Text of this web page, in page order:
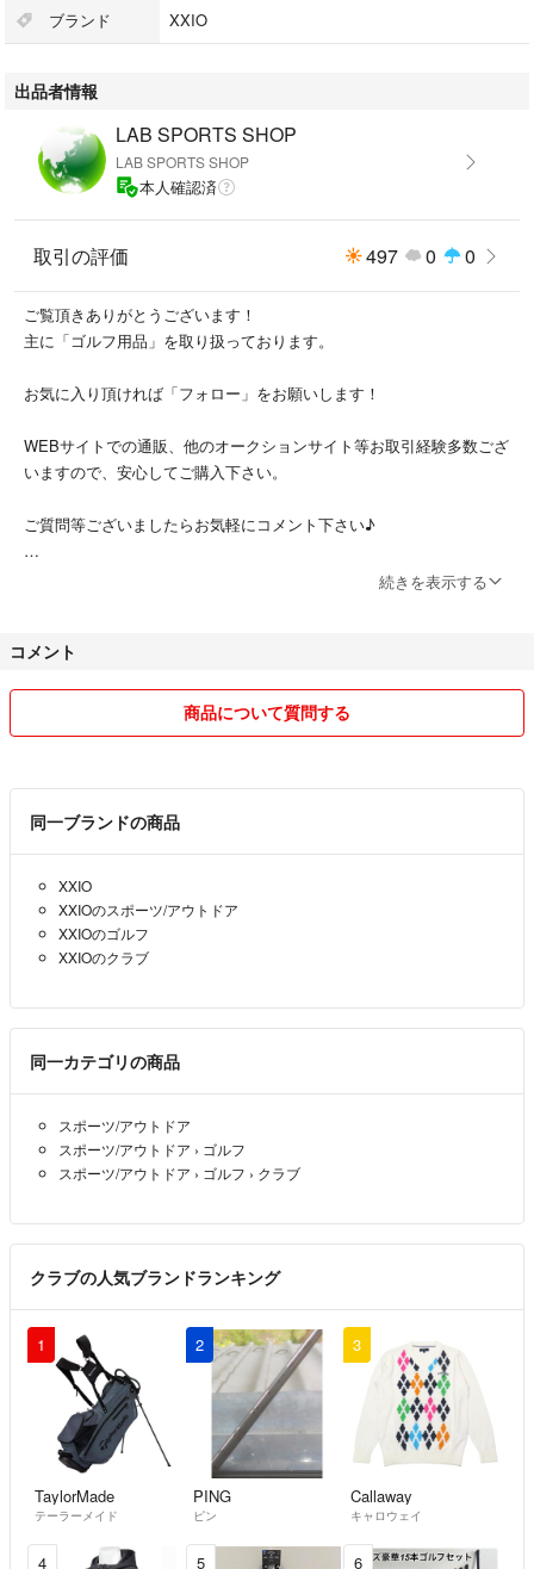
小傷・擦り傷がございますが、深い傷は無く、性能に影響する様な欠陥は
【送料・発送について】
★全国送料無料
（佐川急便使用予定 ※一部エリアはヤマト運輸）
【その他】
★お値下げ交渉ご遠慮下さい
★即購入歓迎します
★簡易清掃済み
★ダンボール、緩衝材を使用し丁寧に梱包します
★ご質問等ございましたらお気軽にコメント頂けると嬉しいです
【検索ワード↓】
ネイビー
ゴルフクラブ
カーボンシャフト
単体
単品
メンズ
硬さ...R(M-37/R-1)
利き腕...右
ブランド XXIO
出品者情報
LAB SPORTS SHOP
LAB SPORTS SHOP
本人確認済
取引の評価 497 0 0
ご覧頂きありがとうございます！
主に「ゴルフ用品」を取り扱っております。
お気に入り頂ければ「フォロー」をお願いします！
WEBサイトでの通販、他のオークションサイト等お取引経験多数ござ
いますので、安心してご購入下さい。
ご質問等ございましたらお気軽にコメント下さい♪
お取引終了まで誠意を持って対応させて頂きます。
山口県公安委員会 古物商許可取得
続きを表示する
コメント
商品について質問する
同一ブランドの商品
XXIO
XXIOのスポーツ/アウトドア
XXIOのゴルフ
XXIOのクラブ
同一カテゴリの商品
スポーツ/アウトドア
スポーツ/アウトドア › ゴルフ
スポーツ/アウトドア › ゴルフ › クラブ
クラブの人気ブランドランキング
1
TaylorMade
テーラーメイド
2
PING
ピン
3
Callaway
キャロウェイ
4 5 6